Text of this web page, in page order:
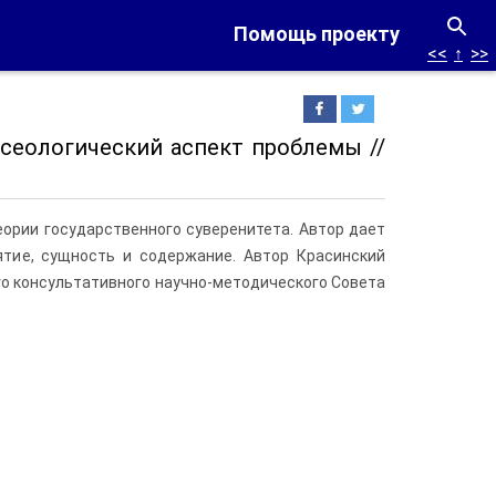
Помощь проекту
<< ↑ >>
аспект проблемы //
государственного суверенитета. Автор дает
сущность и содержание. Автор Красинский
научно-методического Совета